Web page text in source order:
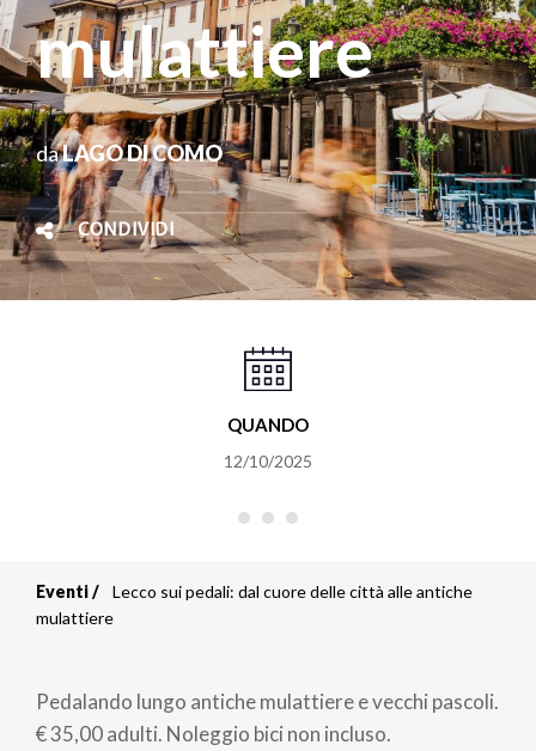
mulattiere
daLAGO DI COMO
CONDIVIDI
QUANDO
12/10/2025
Briciole
pane
Eventi
Lecco sui pedali: dal cuore delle città alle antiche
mulattiere
Pedalando lungo antiche mulattiere e vecchi pascoli.
€ 35,00 adulti. Noleggio bici non incluso.